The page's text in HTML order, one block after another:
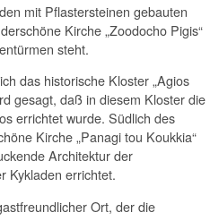
mit Pflastersteinen gebauten
Kirche „Zoodocho Pigis“
steht.
das historische Kloster „Agios
gesagt, daß in diesem Kloster die
errichtet wurde. Südlich des
Kirche „Panagi tou Koukkia“
Architektur der
Kykladen errichtet.
Ort, der die